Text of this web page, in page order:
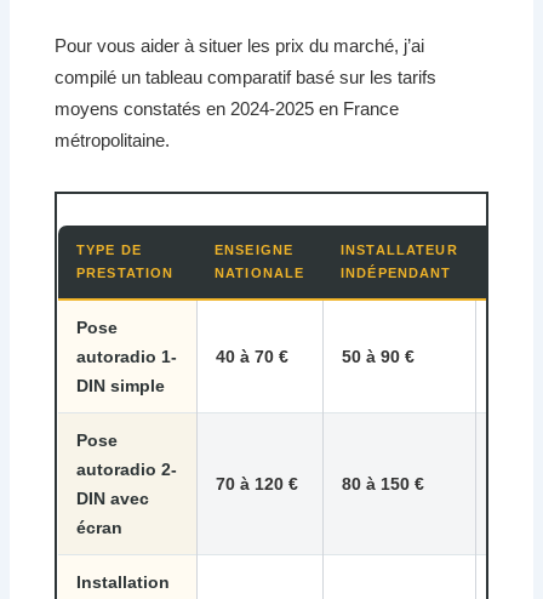
Pour vous aider à situer les prix du marché, j’ai
compilé un tableau comparatif basé sur les tarifs
moyens constatés en 2024-2025 en France
métropolitaine.
TYPE DE
PRESTATION
ENSEIGNE
NATIONALE
INSTALLATEUR
INDÉPENDANT
Pose
autoradio 1-
DIN simple
40 à 70 € 50 à 90 €
Pose
autoradio 2-
DIN avec
écran
70 à 120 € 80 à 150 €
Installation